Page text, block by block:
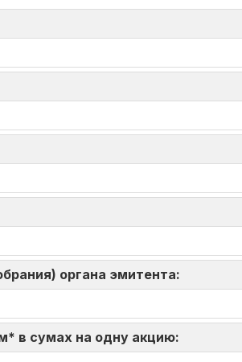
органа эмитента:
в сумах на одну акцию: